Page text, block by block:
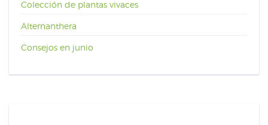
Colección de plantas vivaces
Alternanthera
Consejos en junio